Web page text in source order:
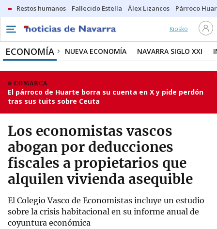
Restos humanos Fallecido Estella Álex Lizancos Párroco
Kiosko
ECONOMÍA NUEVA ECONOMÍA NAVARRA SIGLO XXI
COMARCA
El párroco de Huarte borra su cuenta en X y pide perdón
tras sus tuits sobre Ceuta
Los economistas vascos
abogan por deducciones
fiscales a propietarios que
alquilen vivienda asequible
El Colegio Vasco de Economistas incluye un estudio
sobre la crisis habitacional en su informe anual de
coyuntura económica